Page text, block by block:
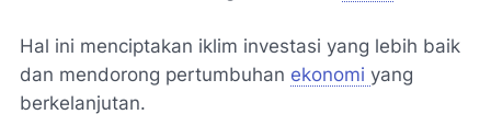
Hal ini menciptakan iklim investasi yang lebih baik
dan mendorong pertumbuhan ekonomi yang
berkelanjutan.